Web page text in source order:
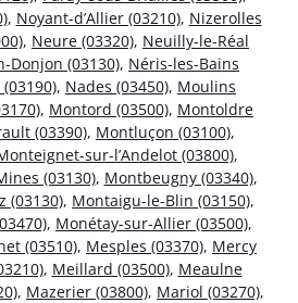
, Noyant-d’Allier (03210), Nizerolles
, Neure (03320), Neuilly-le-Réal
Donjon (03130), Néris-les-Bains
, Nades (03450), Moulins
, Montord (03500), Montoldre
(03390), Montluçon (03100),
sur-l’Andelot (03800),
(03130), Montbeugny (03340),
(03130), Montaigu-le-Blin (03150),
, Monétay-sur-Allier (03500),
(03510), Mesples (03370), Mercy
, Meillard (03500), Meaulne
, Mazerier (03800), Mariol (03270),